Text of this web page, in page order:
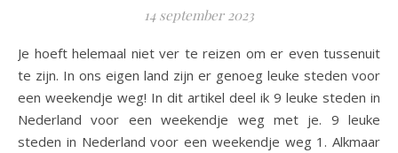
14 september 2023
Je hoeft helemaal niet ver te reizen om er even tussenuit
te zijn. In ons eigen land zijn er genoeg leuke steden voor
een weekendje weg! In dit artikel deel ik 9 leuke steden in
Nederland voor een weekendje weg met je. 9 leuke
steden in Nederland voor een weekendje weg 1. Alkmaar